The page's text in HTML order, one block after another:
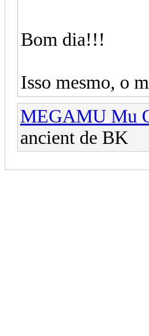
Bom dia!!!
Isso mesmo, o
MEGAMU Mu
ancient de BK